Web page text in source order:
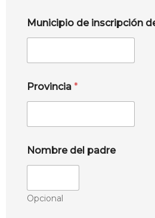
Municipio de inscripción
Provincia *
Nombre del padre
Opcional